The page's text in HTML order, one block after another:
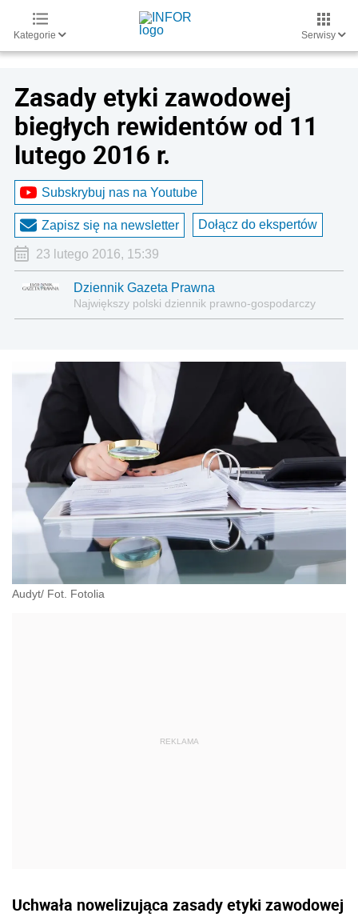
Kategorie Serwisy
Zasady etyki zawodowej
biegłych rewidentów od 11
lutego 2016 r.
Subskrybuj nas na Youtube
Zapisz się na newsletter Dołącz do ekspertów
23 lutego 2016, 15:39
Dziennik Gazeta Prawna
Największy polski dziennik prawno-gospodarczy
Audyt/ Fot. Fotolia
Uchwała nowelizująca zasady etyki zawodowej